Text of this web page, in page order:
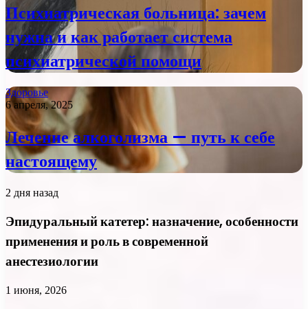
Психиатрическая больница: зачем
нужна и как работает система
психиатрической помощи
Здоровье
6 апреля, 2025
Лечение алкоголизма — путь к себе
настоящему
2 дня назад
Эпидуральный катетер: назначение, особенности
применения и роль в современной
анестезиологии
1 июня, 2026